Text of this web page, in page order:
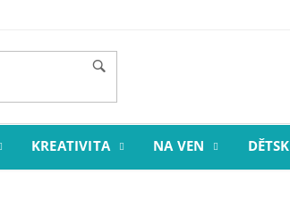
KREATIVITA NA VEN